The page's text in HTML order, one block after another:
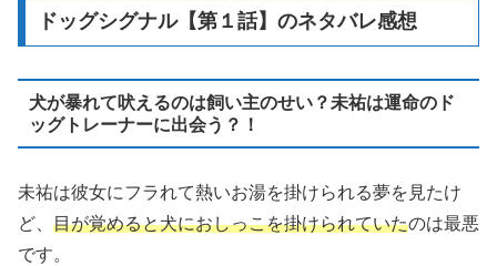
ドッグシグナル【第１話】のネタバレ感想
犬が暴れて吠えるのは飼い主のせい？未祐は運命のド
ッグトレーナーに出会う？！
未祐は彼女にフラれて熱いお湯を掛けられる夢を見たけ
ど、 目が覚めると犬におしっこを掛けられていたのは最悪
です。